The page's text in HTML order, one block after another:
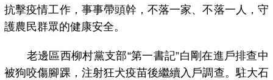
抗擊疫情工作，事事帶頭幹，不落一家、不落一人，守
護農民群眾的健康安全。
老邊區西柳村黨支部“第一書記”白剛在進戶排查中
被狗咬傷腳踝，注射狂犬疫苗後繼續入戶調查。駐大石